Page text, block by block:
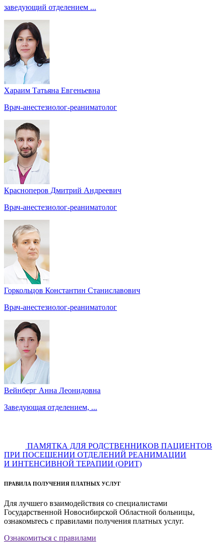
заведующий отделением ...
Хараим Татьяна Евгеньевна
Врач-анестезиолог-реаниматолог
Красноперов Дмитрий Андреевич
Врач-анестезиолог-реаниматолог
Горкольцов Константин Станиславович
Врач-анестезиолог-реаниматолог
Вейнберг Анна Леонидовна
Заведующая отделением, ...
ПАМЯТКА ДЛЯ РОДСТВЕННИКОВ ПАЦИЕНТОВ
ПРИ ПОСЕЩЕНИИ ОТДЕЛЕНИЙ РЕАНИМАЦИИ
И ИНТЕНСИВНОЙ ТЕРАПИИ (ОРИТ)
ПРАВИЛА ПОЛУЧЕНИЯ ПЛАТНЫХ УСЛУГ
Для лучшего взаимодействия со специалистами
Государственной Новосибирской Областной больницы,
ознакомьтесь с правилами получения платных услуг.
Ознакомиться с правилами